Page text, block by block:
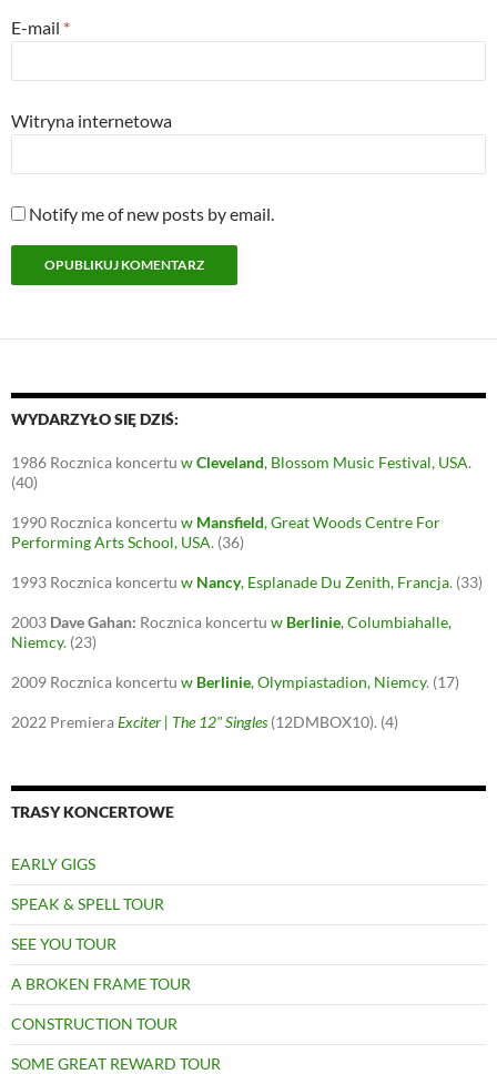
E-mail *
Witryna internetowa
Notify me of new posts by email.
WYDARZYŁO SIĘ DZIŚ:
1986 Rocznica koncertu wCleveland, Blossom Music Festival, USA.
(40)
1990 Rocznica koncertu w Mansfield, Great Woods Centre For
Performing Arts School, USA. (36)
1993 Rocznica koncertu w Nancy, Esplanade Du Zenith, Francja. (33)
2003 Dave Gahan: Rocznica koncertu w Berlinie, Columbiahalle,
Niemcy. (23)
2009 Rocznica koncertu w Berlinie, Olympiastadion, Niemcy. (17)
2022 PremieraExciter | The 12" Singles(12DMBOX10). (4)
TRASY KONCERTOWE
EARLY GIGS
SPEAK & SPELL TOUR
SEE YOU TOUR
A BROKEN FRAME TOUR
CONSTRUCTION TOUR
SOME GREAT REWARD TOUR